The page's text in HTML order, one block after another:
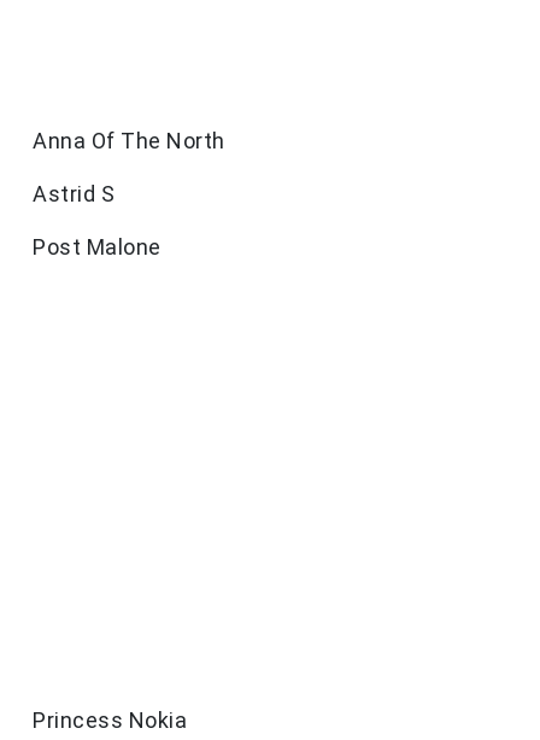
Anna Of The North
Astrid S
Post Malone
Princess Nokia